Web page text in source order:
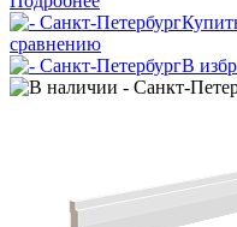
сравнению
В